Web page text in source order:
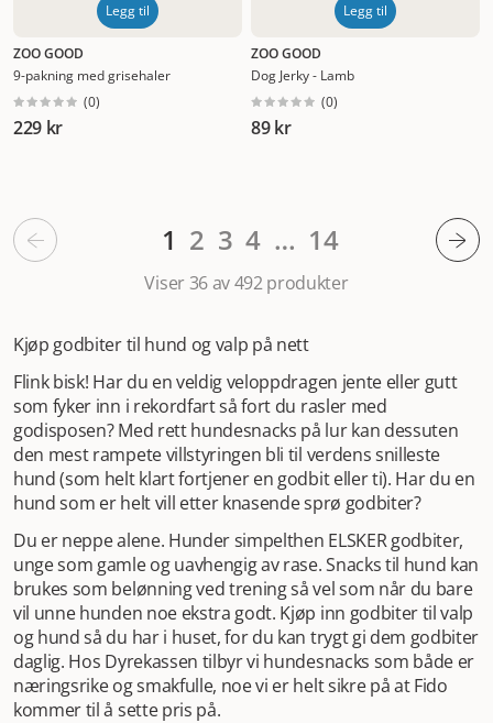
Legg til
ZOO GOOD
9-pakning med grisehaler
(0)
229 kr
Legg til
ZOO GOOD
Dog Jerky - Lamb
(0)
89 kr
1 2 3 4 … 14
Viser 36 av 492produkter
Kjøp godbiter til hund og valp på nett
Flink bisk! Har du en veldig veloppdragen jente eller gutt
som fyker inn i rekordfart så fort du rasler med
godisposen? Med rett hundesnacks på lur kan dessuten
den mest rampete villstyringen bli til verdens snilleste
hund (som helt klart fortjener en godbit eller ti). Har du en
hund som er helt vill etter knasende sprø godbiter?
Du er neppe alene. Hunder simpelthen ELSKER godbiter,
unge som gamle og uavhengig av rase. Snacks til hund kan
brukes som belønning ved trening så vel som når du bare
vil unne hunden noe ekstra godt. Kjøp inn godbiter til valp
og hund så du har i huset, for du kan trygt gi dem godbiter
daglig. Hos Dyrekassen tilbyr vi hundesnacks som både er
næringsrike og smakfulle, noe vi er helt sikre på at Fido
kommer til å sette pris på.